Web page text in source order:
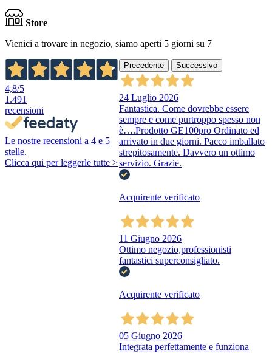
Store
Vienici a trovare in negozio, siamo aperti 5 giorni su 7
4,8/5
1.491
recensioni
Le nostre recensioni a 4 e 5
stelle.
Clicca qui per leggerle tutte >
Precedente Successivo
24 Luglio 2026
Fantastica. Come dovrebbe essere
sempre e come purtroppo spesso non
è….Prodotto GE100pro Ordinato ed
arrivato in due giorni. Pacco imballato
strepitosamente. Davvero un ottimo
servizio. Grazie.
Acquirente verificato
11 Giugno 2026
Ottimo negozio,professionisti
fantastici superconsigliato.
Acquirente verificato
05 Giugno 2026
Integrata perfettamente e funziona